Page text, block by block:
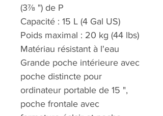
(3⅞ ") de P
Capacité : 15 L (4 Gal US)
Poids maximal : 20 kg (44 lbs)
Matériau résistant à l'eau
Grande poche intérieure avec
poche distincte pour
ordinateur portable de 15 ",
poche frontale avec